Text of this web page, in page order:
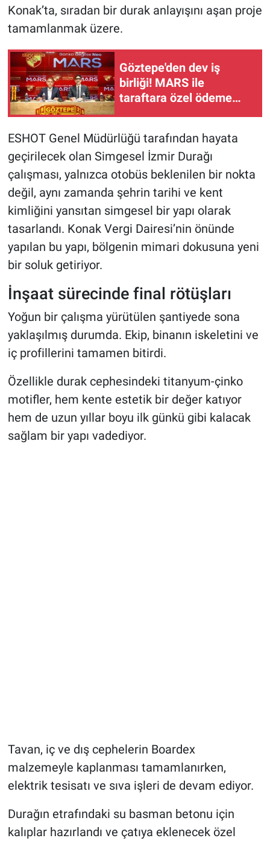
Konak’ta, sıradan bir durak anlayışını aşan proje
tamamlanmak üzere.
Göztepe'den dev iş
birliği! MARS ile
taraftara özel ödeme
ESHOT Genel Müdürlüğü tarafından hayata
geçirilecek olan Simgesel İzmir Durağı
çalışması, yalnızca otobüs beklenilen bir nokta
değil, aynı zamanda şehrin tarihi ve kent
kimliğini yansıtan simgesel bir yapı olarak
tasarlandı. Konak Vergi Dairesi’nin önünde
yapılan bu yapı, bölgenin mimari dokusuna yeni
bir soluk getiriyor.
İnşaat sürecinde final rötüşları
Yoğun bir çalışma yürütülen şantiyede sona
yaklaşılmış durumda. Ekip, binanın iskeletini ve
iç profillerini tamamen bitirdi.
Özellikle durak cephesindeki titanyum-çinko
motifler, hem kente estetik bir değer katıyor
hem de uzun yıllar boyu ilk günkü gibi kalacak
sağlam bir yapı vadediyor.
Tavan, iç ve dış cephelerin Boardex
malzemeyle kaplanması tamamlanırken,
elektrik tesisatı ve sıva işleri de devam ediyor.
Durağın etrafındaki su basman betonu için
kalıplar hazırlandı ve çatıya eklenecek özel